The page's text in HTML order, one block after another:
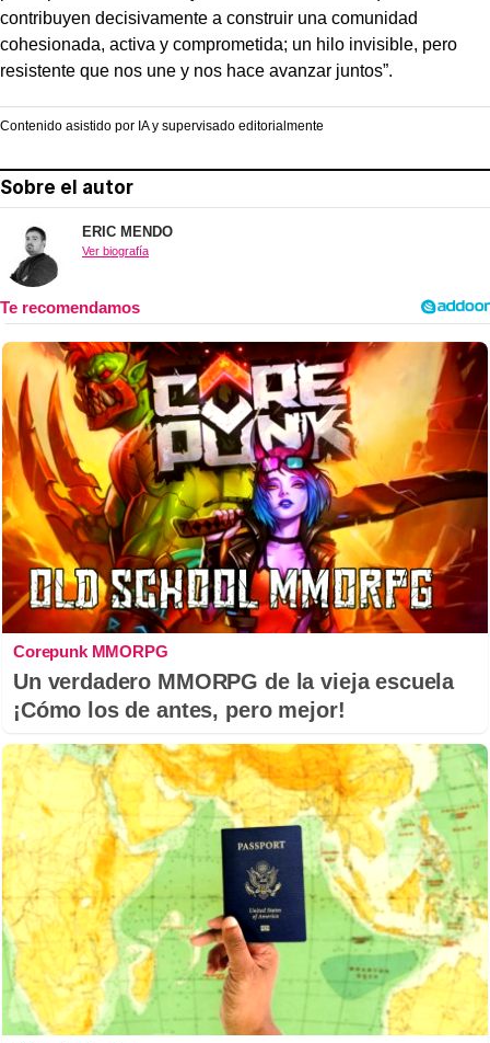
contribuyen decisivamente a construir una comunidad
cohesionada, activa y comprometida; un hilo invisible, pero
resistente que nos une y nos hace avanzar juntos”.
Contenido asistido por IA y supervisado editorialmente
Sobre el autor
ERIC MENDO
Ver biografía
Corepunk MMORPG
Un verdadero MMORPG de la vieja escuela
¡Cómo los de antes, pero mejor!